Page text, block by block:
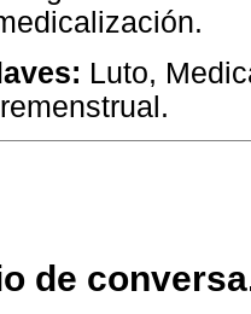
Luto,
de